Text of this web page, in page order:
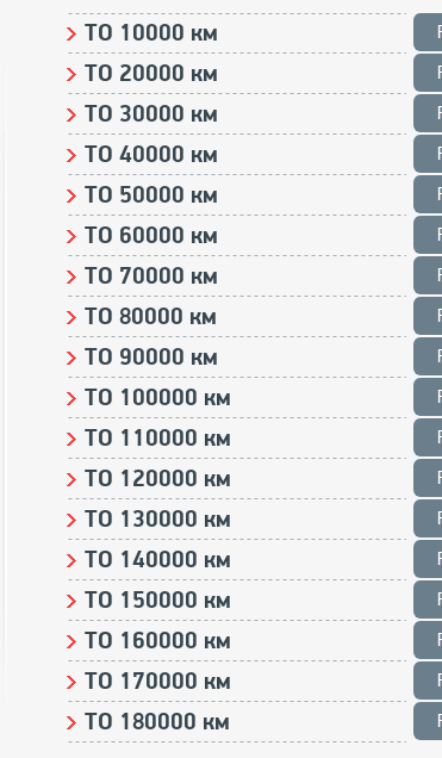
ТО 10000 км
ТО 20000 км
ТО 30000 км
ТО 40000 км
ТО 50000 км
ТО 60000 км
ТО 70000 км
ТО 80000 км
ТО 90000 км
ТО 100000 км
ТО 110000 км
ТО 120000 км
ТО 130000 км
ТО 140000 км
ТО 150000 км
ТО 160000 км
ТО 170000 км
ТО 180000 км